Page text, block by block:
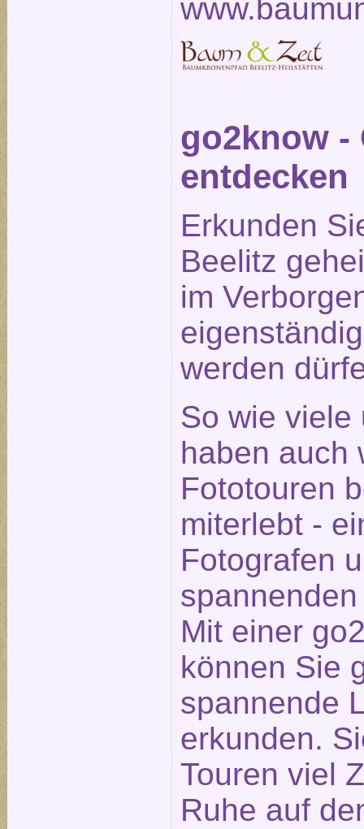
go2know -
entdecken
Erkunden
Beelitz
im
werden
So wie viele
haben auch
Fototouren
miterlebt -
Fotografen
Mit einer
können Sie
spannende
erkunden.
Touren viel
Ruhe auf